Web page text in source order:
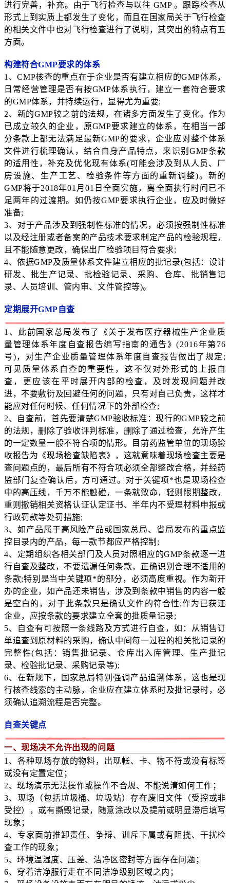
进行完善，补充。由于飞行检查与以往 GMP 。跟踪检查从
形式上到实质上都发生了变化，而且在国家局关于飞行检查
的相关文件中也对飞行检查进行了说明，其突出的特点有五
方面。
构建符合GMP要求的体系
1、CMP核查的重点在于企业是否有建立相应的GMP体系，
日常经营管理是否有按GMP体系执行，建立一套符合要求
的GMP体系，并持续运行，显得尤为重要;
2、新的GMP较之前的法规，在诸多方面发生了变化。作为
已成立较久的企业，原GMP要求建立的体系，在相当一部
分条款上都无法满足最新GMP的要求，企业应对整个体系
文件进行梳理确认，结合自身产品特点，来识别GMP条款
的适用性，补充及优化现有体系(可能会涉及到从人员、厂
房设施、生产工艺、检验条件等方面的重新调整)。新的
GMP将于2018年01月01日全面实施，离全面执行时间已不
足两年的过渡期。如仍按GMP要求执行企业，应及时做好
准备;
3、对于产品涉及到强制性标准的情况，必须按强制性标准
以及经注册或者备案的产品技术要求制定产品的检验规程，
且不能随意更改，确保出厂检验项目符合要求;
4、依据GMP及质量体系文件建立相应的批记录(包括：设计
研发、批生产记录、批检验记录、采购、仓库、批销售记
录、人员培训、管内审、文件管控等)。
定期展开GMP自查
1、此前国家总局发布了《关于发布医疗器械生产企业质
量管理体系年度自查报告编写指南的通告》(2016年第76
号)，对生产企业质量管理体系年度自查报告做出了规定;
可见质量体系自查的重要性，这不仅对外形式的上报自
查，更应该在平时展开内部的检查，及时发现问题并改
进，不要敷衍及回避任何的问题，只有对自己负责，这样才
能应对任何时候、任何情况下的外部检查;
2、自查前，首先要清楚GMP验收标准：现行的GMP较之前
的法规，删除了验收评判标准，删除了通过检查，允许产生
的一定数量一般不符合项的情形。目前药监管单位的现场验
收报告为《现场检查缺陷表》，这就意味着现场检查主要是
查问题点的，最后所有不符合项必须全部整改合格，并经药
监部门复查确认后，方可通过。对于关键项*也是现场检查
中的高压线，千万不能触碰，一条就致命，轻则限期整改，
重则撤销相关资格认证认定证书、半年内不受理材料申报或
行政罚款等处罚措施;
3、如产品属于高风险产品或国家总局、省局发布的重点监
控目录内的产品，每一款节都应严格控制;
4、定期组织各相关部门及人员对照相应的GMP条款逐一进
行自查及整改，不要遗漏任何条款，正确识别合理不适用的
条款;特别是当中关键项*的部分，必须高度重视。作为新开
办的企业，如产品还未销售，涉及到条款中销售的内容一般
是空白的，对于此条款只是确认文件的符合性;作为已获证
企业，应按条款的要求建立全套的批质量记录;
5、自查有可按照一条线路及方式进行自查，如：从销售订
单追查到原材料的采购，确认中间每一过程的相关批记录的
完整性(包括：销售批记录、仓库出入库管理、生产批记
录、检验批记录、采购记录等);
6、在新规下，国家总局特别强调产品追溯体系，这也是现
行核查线索的主动脉，企业应在建立体系时及批记录时，必
须确认追溯流程是否完整。
自查关键点
一、现场决不允许出现的问题
1、各种现场存放的物料，出现帐、卡、物不符或没有标签
或没有定置定位；
2、现场演示无法操作或操作不合规、不能说清如何工作；
3、现场（包括垃圾桶、垃圾站）存在废旧文件（受控或非
受控），或有撕毁记录，随意涂改以及提前或明显滞后填写
现象；
4、专家面前推卸责任、争辩、训斥下属或有阻挠、干扰检
查工作的现象；
5、环境温湿度、压差、洁净区密封等方面存在问题；
6、穿着洁净服行走在不同洁净级别区域之内；